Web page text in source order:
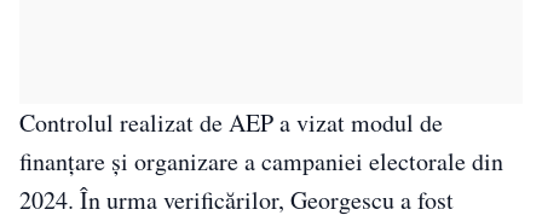
Controlul realizat de AEP a vizat modul de
finanțare și organizare a campaniei electorale din
2024. În urma verificărilor, Georgescu a fost